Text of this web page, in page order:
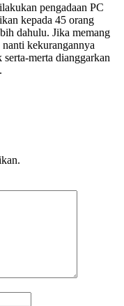
pengadaan PC
kepada 45 orang
dahulu. Jika memang
kekurangannya
merta dianggarkan